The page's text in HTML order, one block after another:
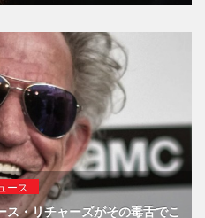
ース
・リチャーズがその毒舌でこ